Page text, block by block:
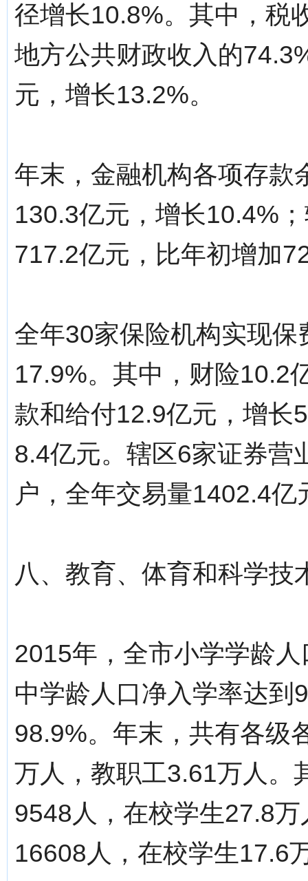
径增长10.8%。其中，税
地方公共财政收入的
元，增长13.2%。
年末，金融机构各项存款
130.3亿元，增长10.4%
717.2亿元，比年初增加
全年30家保险机构实现
17.9%。其中，财险10.2
款和给付12.9亿元，增长
8.4亿元。辖区6家证券营
户，全年交易量1402.4
八、教育、体育和科学技
2015年，全市小学学龄
中学龄人口净入学率达到
98.9%。年末，共有各级
万人，教职工3.61万人。
9548人，在校学生27.8
16608人，在校学生17.6